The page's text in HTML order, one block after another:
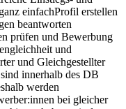
einfachProfil erstellen
beantworten
prüfen und Bewerbung
und
und Gleichgestellter
innerhalb des DB
werden
bei gleicher